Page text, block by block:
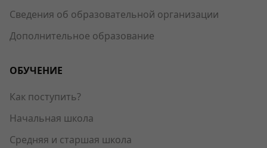
Сведения об образовательной организации
Дополнительное образование
ОБУЧЕНИЕ
Как поступить?
Начальная школа
Средняя и старшая школа